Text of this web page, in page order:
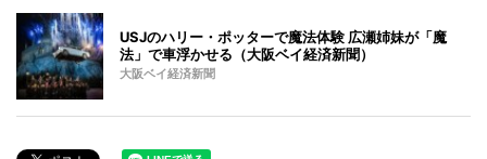
USJのハリー・ポッターで魔法体験 広瀬姉妹が「魔
法」で車浮かせる（大阪ベイ経済新聞）
大阪ベイ経済新聞